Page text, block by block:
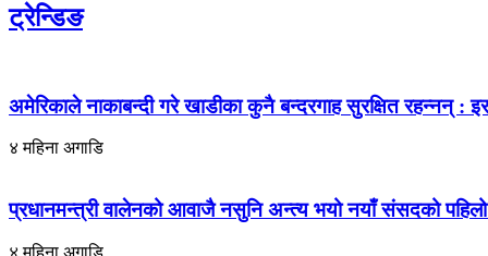
ट्रेन्डिङ
अमेरिकाले नाकाबन्दी गरे खाडीका कुनै बन्दरगाह सुरक्षित रहन्नन् :
४ महिना अगाडि
प्रधानमन्त्री वालेनको आवाजै नसुनि अन्त्य भयो नयाँ संसदको
४ महिना अगाडि